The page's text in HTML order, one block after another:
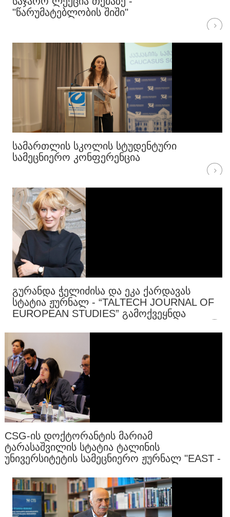
"ᲬᲐᲠᲣᲛᲐᲢᲔᲑᲚᲝᲑᲘᲡ ᲨᲘᲨᲘ"
ᲡᲐᲛᲐᲠᲗᲚᲘᲡ ᲡᲙᲝᲚᲘᲡ ᲡᲢᲣᲓᲔᲜᲢᲣᲠᲘ
ᲡᲐᲛᲔᲪᲜᲘᲔᲠᲝ ᲙᲝᲜᲤᲔᲠᲔᲜᲪᲘᲐ
ᲒᲣᲠᲐᲜᲓᲐ ᲭᲔᲚᲘᲫᲘᲡᲐ ᲓᲐ ᲔᲙᲐ ᲥᲐᲠᲓᲐᲕᲐᲡ
ᲡᲢᲐᲢᲘᲐ ᲟᲣᲠᲜᲐᲚ - “TALTECH JOURNAL OF
EUROPEAN STUDIES” ᲒᲐᲛᲝᲥᲕᲔᲧᲜᲓᲐ
CSG-ᲘᲡ ᲓᲝᲥᲢᲝᲠᲐᲜᲢᲘᲡ ᲛᲐᲠᲘᲐᲛ
ᲢᲐᲠᲐᲡᲐᲨᲕᲘᲚᲘᲡ ᲡᲢᲐᲢᲘᲐ ᲢᲐᲚᲘᲜᲘᲡ
ᲣᲜᲘᲕᲔᲠᲡᲘᲢᲔᲢᲘᲡ ᲡᲐᲛᲔᲪᲜᲘᲔᲠᲝ ᲟᲣᲠᲜᲐᲚ "EAST -